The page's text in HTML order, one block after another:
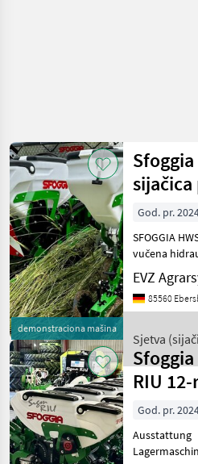
demonstraciona mašina
sijačica
sijačica
God. pr.
SFOGGIA
vučena
(Demo uređaji
EVOLUTION 2024)
Okvir 2, 5 m
razmak 70/
EVZ
85560
Sjetva
Sfoggia
RIU
God. pr.
Ausstattung